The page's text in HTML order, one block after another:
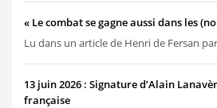
« Le combat se gagne aussi dans les
Lu dans un article de Henri de Fersan
13 juin 2026 : Signature d’Alain
française